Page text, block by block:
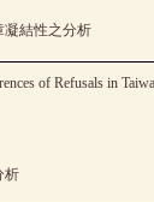
凝結性之分析
of Refusals in
析